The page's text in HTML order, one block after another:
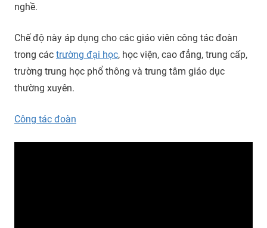
nghề.
Chế độ này áp dụng cho các giáo viên công tác đoàn
trong các trường đại học, học viện, cao đẳng, trung cấp,
trường trung học phổ thông và trung tâm giáo dục
thường xuyên.
Công tác đoàn